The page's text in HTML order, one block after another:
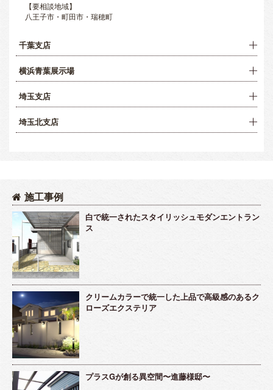
【要相談地域】
八王子市・町田市・瑞穂町
千葉支店
横浜青葉展示場
埼玉支店
埼玉北支店
施工事例
白で統一されたスタイリッシュモダンエントラン
ス
クリームカラーで統一した上品で高級感のあるク
ローズエクステリア
プラスGが創る異空間〜進藤様邸〜